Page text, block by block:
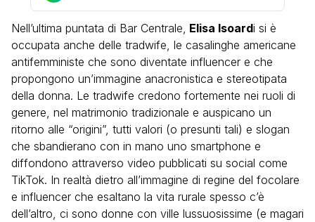
Nell’ultima puntata di Bar Centrale, Elisa Isoardi si è
occupata anche delle tradwife, le casalinghe americane
antifemministe che sono diventate influencer e che
propongono un’immagine anacronistica e stereotipata
della donna. Le tradwife credono fortemente nei ruoli di
genere, nel matrimonio tradizionale e auspicano un
ritorno alle “origini”, tutti valori (o presunti tali) e slogan
che sbandierano con in mano uno smartphone e
diffondono attraverso video pubblicati su social come
TikTok. In realtà dietro all’immagine di regine del focolare
e influencer che esaltano la vita rurale spesso c’è
dell’altro, ci sono donne con ville lussuosissime (e magari